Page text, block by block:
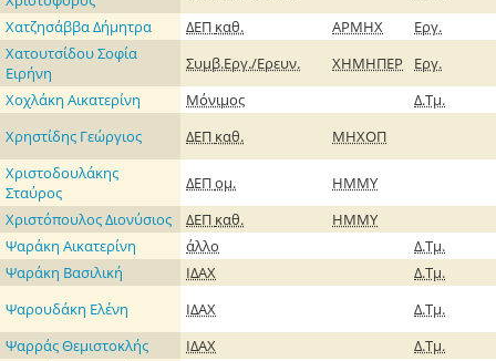
Χατζησάββα Δήμητρα
ΔΕΠ καθ. ΑΡΜΗΧ
Εργ.
Χατουτσίδου Σοφία
Ειρήνη
Συμβ.Εργ./Ερευν. ΧΗΜΗΠΕΡ
Εργ.
Χοχλάκη Αικατερίνη
Μόνιμος
Δ.Τμ.
Χρηστίδης Γεώργιος
ΔΕΠ καθ.
ΜΗΧΟΠ
Χριστοδουλάκης
Σταύρος
ΔΕΠομ.
ΗΜΜΥ
Χριστόπουλος Διονύσιος
ΔΕΠ καθ.
ΗΜΜΥ
Ψαράκη Αικατερίνη
άλλο
Δ.Τμ.
Ψαράκη Βασιλική
ΙΔΑΧ
Δ.Τμ.
Ψαρουδάκη Ελένη
ΙΔΑΧ
Δ.Τμ.
Ψαρράς Θεμιστοκλής
ΙΔΑΧ
Δ.Τμ.